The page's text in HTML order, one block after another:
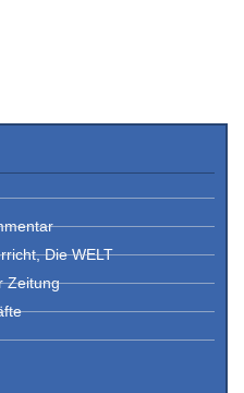
Die WELT
Zeitung